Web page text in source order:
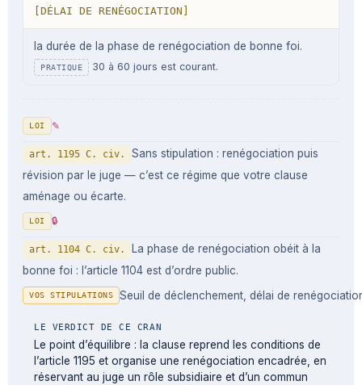
[DÉLAI DE RENÉGOCIATION]
la durée de la phase de renégociation de bonne foi.
PRATIQUE 30 à 60 jours est courant.
LOI ✎
art. 1195 C. civ.
Sans stipulation : renégociation puis
révision par le juge — c’est ce régime que votre clause
aménage ou écarte.
LOI 🔒
art. 1104 C. civ.
La phase de renégociation obéit à la
bonne foi : l’article 1104 est d’ordre public.
VOS STIPULATIONS Seuil de déclenchement, délai de
LE VERDICT DE CE CRAN
Le point d’équilibre : la clause reprend les conditions de
l’article 1195 et organise une renégociation encadrée, en
réservant au juge un rôle subsidiaire et d’un commun